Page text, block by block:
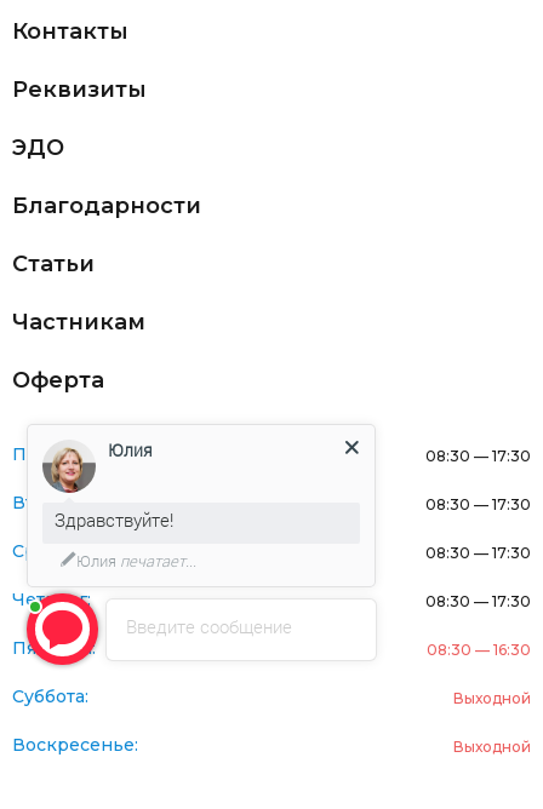
Контакты
Реквизиты
ЭДО
Благодарности
Статьи
Частникам
Оферта
Понедельник: 08:30 — 17:30
Вторник: 08:30 — 17:30
Среда: 08:30 — 17:30
Четверг: 08:30 — 17:30
Пятница: 08:30 — 16:30
Суббота: Выходной
Воскресенье: Выходной
Введите сообщение
Юлия
Здравствуйте!
Юлия печатает...